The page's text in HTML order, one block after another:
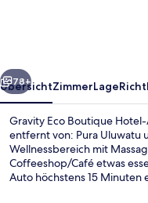
Weiter
78+
ÜbersichtZimmerLage
Gravity Eco Boutique
entfernt von: Pura Uluwatu
Wellnessbereich mit
Coffeeshop/Café etwas
Auto höchstens 15 Minuten